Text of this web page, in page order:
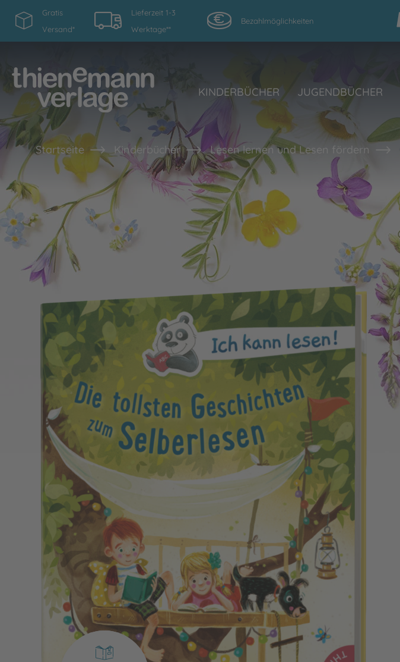
Gratis
Versand*
Lieferzeit 1-3
Werktage**
Bezahlmöglichkeiten
KINDERBÜCHER JUGENDBÜCHER
Startseite Kinderbücher Lesen lernen und Lesen fördern